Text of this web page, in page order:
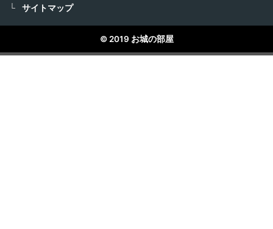
サイトマップ
© 2019 お城の部屋